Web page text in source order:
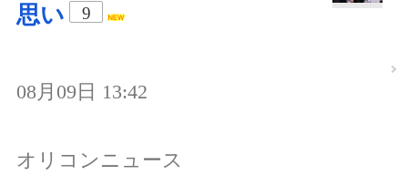
思い
9
08月09日 13:42
オリコンニュース